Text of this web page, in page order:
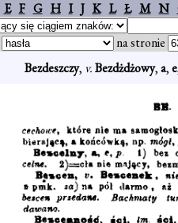
E F G H I J K L Ł M N
na stronie
Bezdeszczy, v.Bezdżdżowy,a,e